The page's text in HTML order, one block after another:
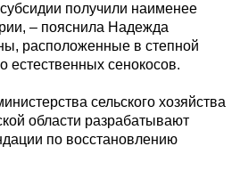
получили наименее
– пояснила Надежда
расположенные в степной
естественных сенокосов.
сельского хозяйства
области разрабатывают
по восстановлению